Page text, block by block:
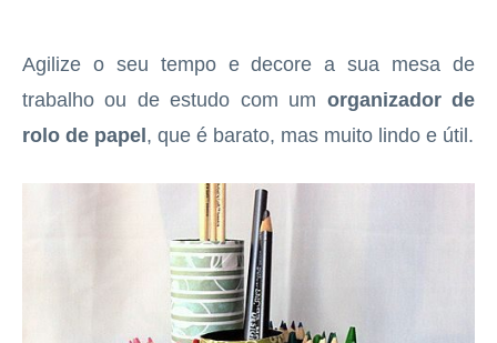
Agilize o seu tempo e decore a sua mesa de
trabalho ou de estudo com um organizador de
rolo de papel, que é barato, mas muito lindo e útil.